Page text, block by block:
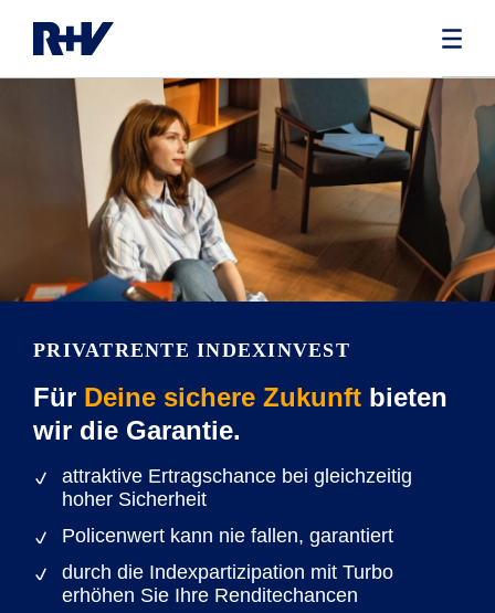
PRIVATRENTE INDEXINVEST
Für Deine sichere Zukunft bieten
wir die Garantie.
attraktive Ertragschance bei gleichzeitig
hoher Sicherheit
Policenwert kann nie fallen, garantiert
durch die Indexpartizipation mit Turbo
erhöhen Sie Ihre Renditechancen